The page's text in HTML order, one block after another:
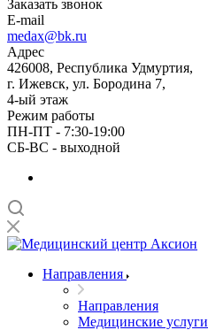
Заказать звонок
E-mail
medax@bk.ru
Адрес
426008, Республика Удмуртия,
г. Ижевск, ул. Бородина 7,
4-ый этаж
Режим работы
ПН-ПТ - 7:30-19:00
СБ-ВС - выходной
Направления
Направления
Медицинские услуги